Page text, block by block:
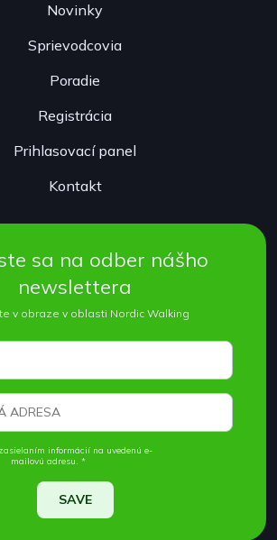
Novinky
Sprievodcovia
Poradie
Registrácia
Prihlasovací panel
Kontakt
sa na odber nášho
newslettera
v obraze v oblasti Nordic Walking
informácií na uvedenú e-
mailovú adresu. *
SAVE